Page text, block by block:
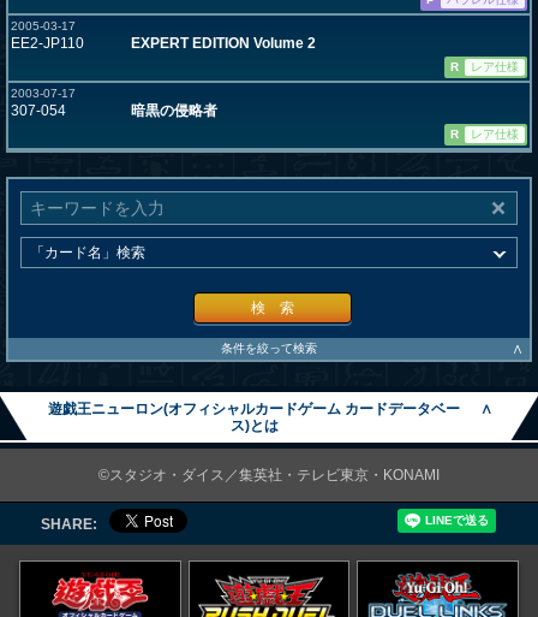
2005-03-17
EE2-JP110 EXPERT EDITION Volume 2
R
レア仕様
2003-07-17
307-054 暗黒の侵略者
R レア仕様
検 索
条件を絞って検索 ∧
遊戯王ニューロン(オフィシャルカードゲーム カードデータベー
ス)とは
∧
©スタジオ・ダイス／集英社・テレビ東京・KONAMI
SHARE: